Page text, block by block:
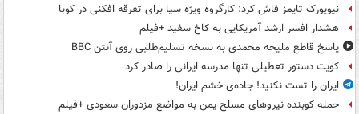
نیویورک تایمز فاش کرد: کارگروه ویژه سیا برای تفرقه افکنی در کوبا
هشدار افسر ارشد آمریکایی به کاخ سفید +فیلم
پاسخ قاطع ملیحه محمدی به نسخه تسلیم‌طلبی روی آنتن BBC
کویت دستور تعطیلی تنها مدرسه ایرانی را صادر کرد
ایران را تست نکنید! جاده‌ی خشم ایران!
حمله کوبنده نیروهای مسلح یمن به مواضع مزدوران سعودی +فیلم